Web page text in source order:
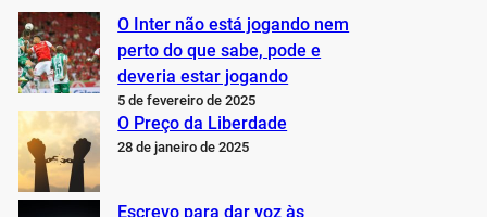
O Inter não está jogando nem
perto do que sabe, pode e
deveria estar jogando
5 de fevereiro de 2025
O Preço da Liberdade
28 de janeiro de 2025
Escrevo para dar voz às